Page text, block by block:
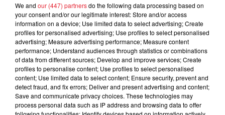
LES DERNIÈRES NEWS Voir plus
Jay-Z se bat contre la grand-mère
d'un homme prétendant être son fils
Cassie met fin à une ex-escorte
We and our (447) partnersdo the following data processing based on
your consent and/or our legitimate interest: Store and/or access
information on a device; Use limited data to select advertising; Create
profiles for personalised advertising; Use profiles to select personalised
advertising; Measure advertising performance; Measure content
performance; Understand audiences through statistics or combinations
of data from different sources; Develop and improve services; Create
profiles to personalise content; Use profiles to select personalised
content; Use limited data to select content; Ensure security, prevent and
detect fraud, and fix errors; Deliver and present advertising and content;
Save and communicate privacy choices. These technologies may
process personal data such as IP address and browsing data to offer